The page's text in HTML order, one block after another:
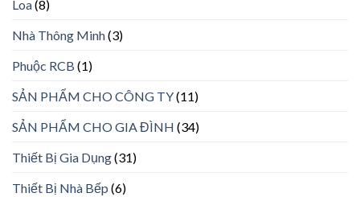
Loa(8)
Nhà Thông Minh(3)
Phuộc RCB (1)
SẢN PHẨM CHO CÔNG TY(11)
SẢN PHẨM CHO GIA ĐÌNH (34)
Thiết Bị Gia Dụng(31)
Thiết Bị Nhà Bếp (6)